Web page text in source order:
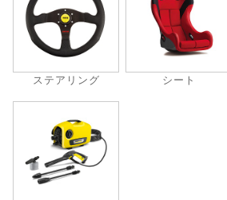
ステアリング シート